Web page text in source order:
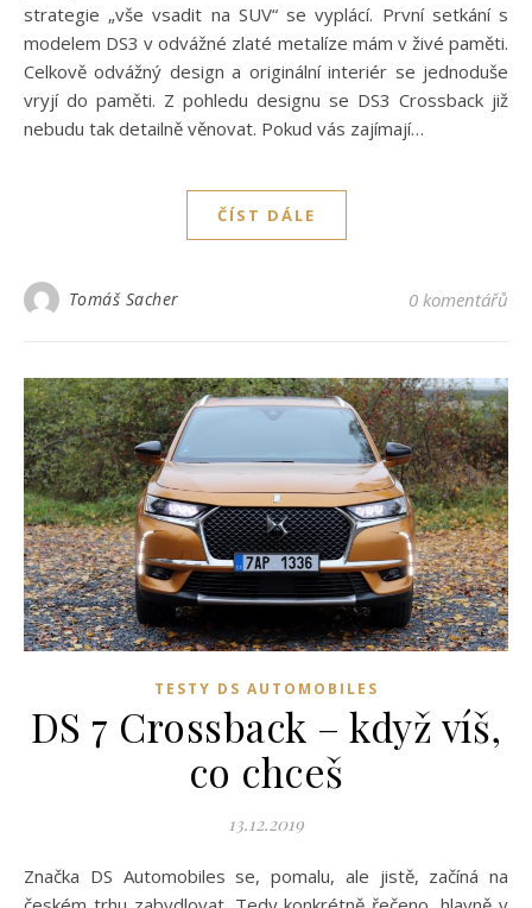
strategie „vše vsadit na SUV“ se vyplácí. První setkání s
modelem DS3 v odvážné zlaté metalíze mám v živé paměti.
Celkově odvážný design a originální interiér se jednoduše
vryjí do paměti. Z pohledu designu se DS3 Crossback již
nebudu tak detailně věnovat. Pokud vás zajímají…
ČÍST DÁLE
Tomáš Sacher 0 komentářů
TESTY DS AUTOMOBILES
DS 7 Crossback – když víš,
co chceš
13.12.2019
Značka DS Automobiles se, pomalu, ale jistě, začíná na